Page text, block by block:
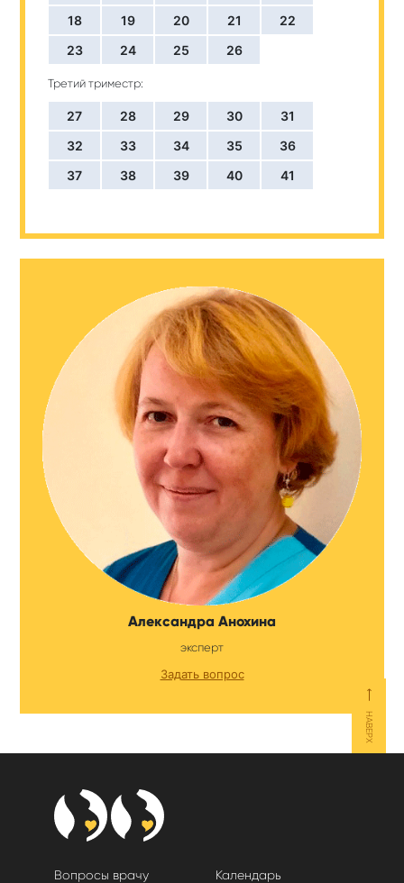
18
19 20 21
22
23
24 25 26
Третий триместр:
27 28 29 30
31
32
33 34 35
36
37
38 39 40 41
Александра Анохина
эксперт
Задать вопрос
⟵
НАВЕРХ
Вопросы врачу
Календарь